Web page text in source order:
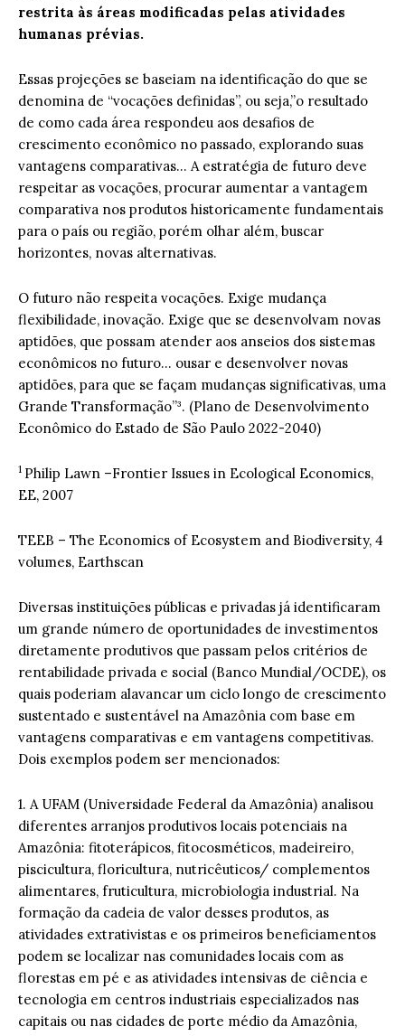
restrita às áreas modificadas pelas atividades
humanas prévias.
Essas projeções se baseiam na identificação do que se
denomina de “vocações definidas”, ou seja,”o resultado
de como cada área respondeu aos desafios de
crescimento econômico no passado, explorando suas
vantagens comparativas… A estratégia de futuro deve
respeitar as vocações, procurar aumentar a vantagem
comparativa nos produtos historicamente fundamentais
para o país ou região, porém olhar além, buscar
horizontes, novas alternativas.
O futuro não respeita vocações. Exige mudança
flexibilidade, inovação. Exige que se desenvolvam novas
aptidões, que possam atender aos anseios dos sistemas
econômicos no futuro… ousar e desenvolver novas
aptidões, para que se façam mudanças significativas, uma
Grande Transformação”³. (Plano de Desenvolvimento
Econômico do Estado de São Paulo 2022-2040)
1 Philip Lawn –Frontier Issues in Ecological Economics,
EE, 2007
TEEB – The Economics of Ecosystem and Biodiversity, 4
volumes, Earthscan
Diversas instituições públicas e privadas já identificaram
um grande número de oportunidades de investimentos
diretamente produtivos que passam pelos critérios de
rentabilidade privada e social (Banco Mundial/OCDE), os
quais poderiam alavancar um ciclo longo de crescimento
sustentado e sustentável na Amazônia com base em
vantagens comparativas e em vantagens competitivas.
Dois exemplos podem ser mencionados:
1. A UFAM (Universidade Federal da Amazônia) analisou
diferentes arranjos produtivos locais potenciais na
Amazônia: fitoterápicos, fitocosméticos, madeireiro,
piscicultura, floricultura, nutricêuticos/ complementos
alimentares, fruticultura, microbiologia industrial. Na
formação da cadeia de valor desses produtos, as
atividades extrativistas e os primeiros beneficiamentos
podem se localizar nas comunidades locais com as
florestas em pé e as atividades intensivas de ciência e
tecnologia em centros industriais especializados nas
capitais ou nas cidades de porte médio da Amazônia,